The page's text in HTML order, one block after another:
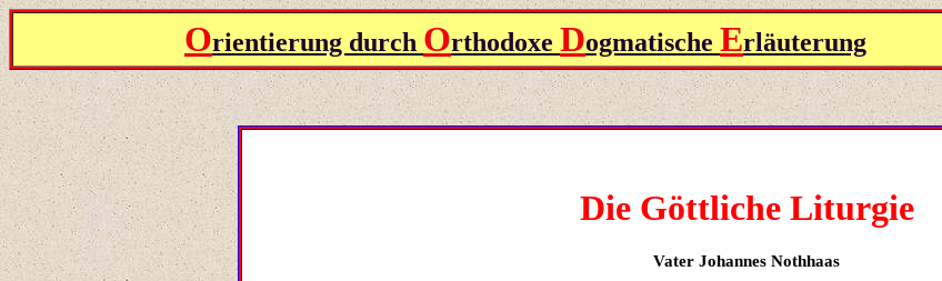
Orientierung durch Orthodoxe Dogmatische Erläuterung
Die Göttliche Liturgie
Vater Johannes Nothhaas